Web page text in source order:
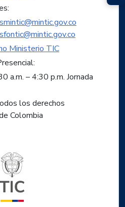
Ministerio TIC
a.m. – 4:30 p.m. Jornada
los derechos
Colombia